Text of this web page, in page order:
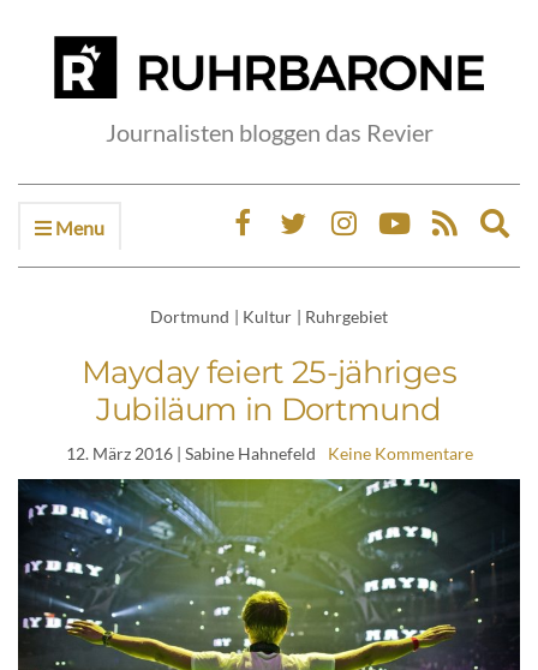
Journalisten bloggen das Revier
Menu
Dortmund | Kultur | Ruhrgebiet
Mayday feiert 25-jähriges
Jubiläum in Dortmund
12. März 2016| Sabine Hahnefeld Keine Kommentare